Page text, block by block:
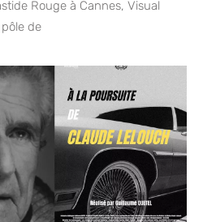
Rouge à Cannes, Visual
de